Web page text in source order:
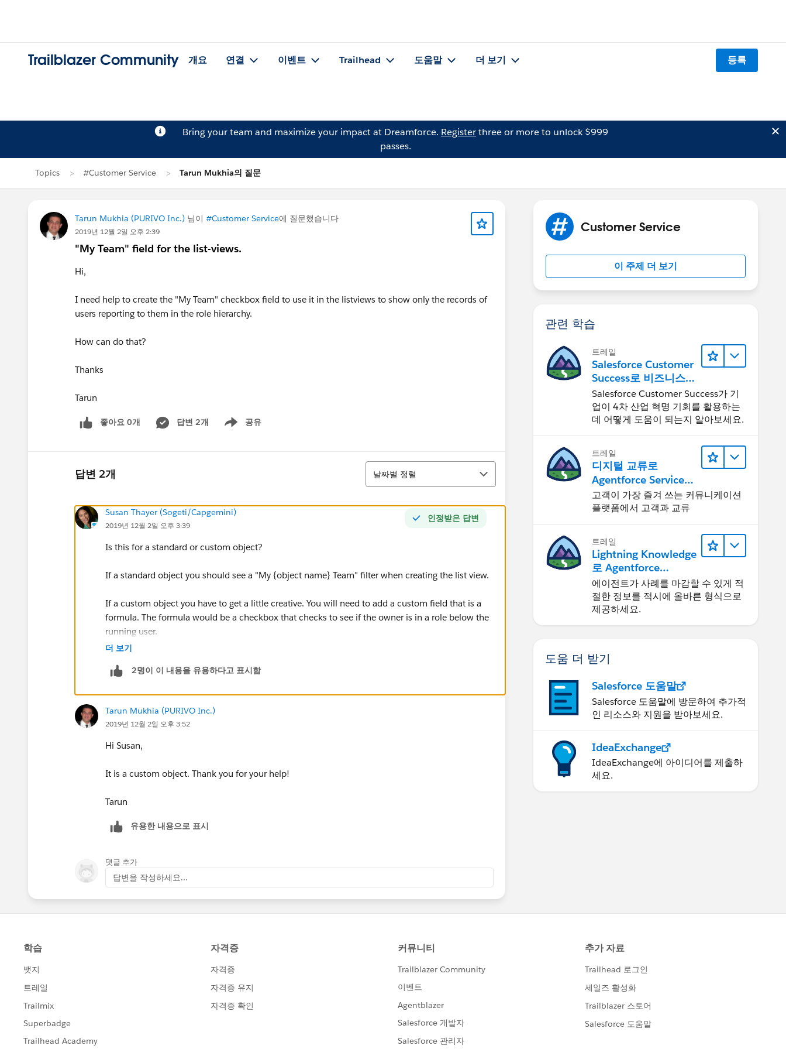
Trailblazer Community 개요 연결 이벤트 Trailhead 도움말 더 보기 등록
Bring your team and maximize your impact at Dreamforce. Registerthree or more to unlock $999
passes.
Topics #Customer Service Tarun Mukhia의 질문
Tarun Mukhia (PURIVO Inc.) 님이 #Customer Service에 질문했습니다
2019년 12월 2일 오후 2:39
"My Team" field for the list-views.
Hi,
I need help to create the "My Team" checkbox field to use it in the listviews to show only the records of
users reporting to them in the role hierarchy.
How can do that?
Thanks
Tarun
좋아요 0개 답변 2개 공유
Show menu
답변 2개
정렬
날짜별 정렬
인정받은 답변
Susan Thayer (Sogeti/Capgemini)
2019년 12월 2일 오후 3:39
Is this for a standard or custom object?
If a standard object you should see a "My {object name} Team" filter when creating the list view.
If a custom object you have to get a little creative. You will need to add a custom field that is a
formula. The formula would be a checkbox that checks to see if the owner is in a role below the
running user.
this:
https://developingflow.com/2015/12/24/creating-a-my-teams-list-view-on-a-custom-
더 보기
2명이 이 내용을 유용하다고 표시함
Tarun Mukhia (PURIVO Inc.)
2019년 12월 2일 오후 3:52
Hi Susan,
It is a custom object. Thank you for your help!
Tarun
유용한 내용으로 표시
댓글 추가
답변을 작성하세요...
Customer Service
이 주제 더 보기
관련 학습
트레일
Salesforce Customer
Success로 비즈니스를
혁신하기
Salesforce Customer Success가 기
업이 4차 산업 혁명 기회를 활용하는
데 어떻게 도움이 되는지 알아보세요.
트레일
디지털 교류로
Agentforce Service
확장
고객이 가장 즐겨 쓰는 커뮤니케이션
플랫폼에서 고객과 교류
트레일
Lightning Knowledge
로 Agentforce
Service 개선
에이전트가 사례를 마감할 수 있게 적
절한 정보를 적시에 올바른 형식으로
제공하세요.
도움 더 받기
Salesforce 도움말
Salesforce 도움말에 방문하여 추가적
인 리소스와 지원을 받아보세요.
IdeaExchange
IdeaExchange에 아이디어를 제출하
세요.